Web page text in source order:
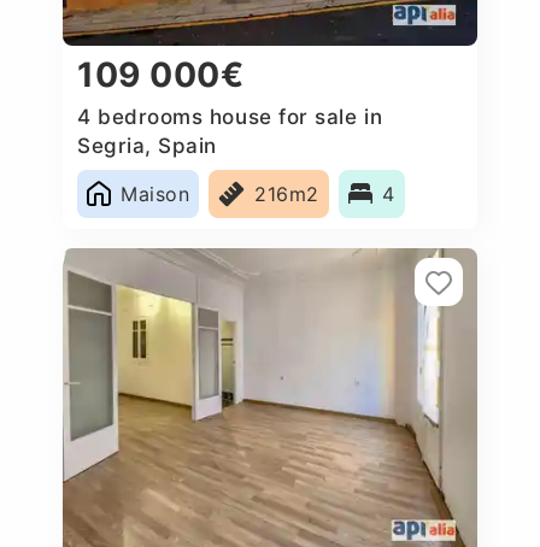
109 000€
4 bedrooms house for sale in
Segria, Spain
Maison
216m2 4